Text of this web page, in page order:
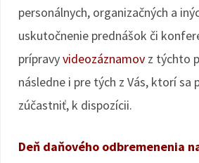
personálnych, organizačných a
uskutočnenie prednášok či
prípravyvideozáznamov z týchto
následne i pre tých z Vás, ktorí sa
zúčastniť, k dispozícii.
Deň daňového odbremenenia